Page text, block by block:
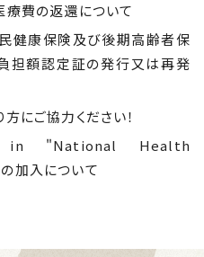
費の返還について
民健康保険及び後期高齢者保
担額認定証の発行又は再発
にご協力ください！
in "National Health
加入について